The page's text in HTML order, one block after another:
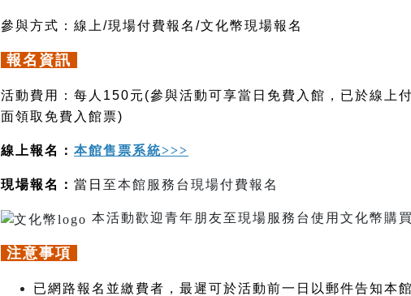
參與方式：線上/現場付費報名/文化幣現場報名
報名資訊
活動費用：每人150元(參與活動可享當日免費入館，已於線上
面領取免費入館票)
線上報名： 本館售票系統>>>
現場報名： 當日 至本館服務台現場付費報名
本活動歡迎青年朋友至現場服務台使用文化幣購
注意事項
已網路報名並繳費者，最遲可於活動前一日以郵件告知本